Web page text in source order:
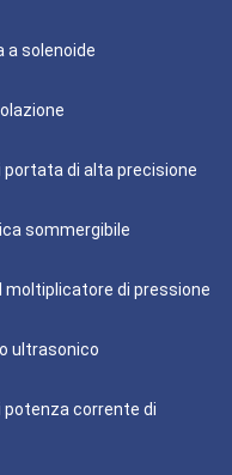
a solenoide
portata di alta precisione
sommergibile
moltiplicatore di pressione
ultrasonico
potenza corrente di